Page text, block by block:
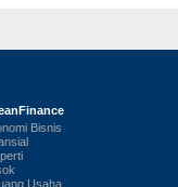
Bisnis
Usaha